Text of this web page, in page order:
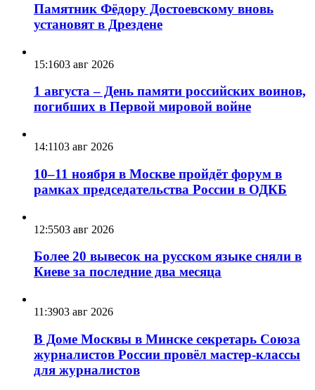
Памятник Фёдору Достоевскому вновь
установят в Дрездене
15:1603 авг 2026
1 августа – День памяти российских воинов,
погибших в Первой мировой войне
14:1103 авг 2026
10–11 ноября в Москве пройдёт форум в
рамках председательства России в ОДКБ
12:5503 авг 2026
Более 20 вывесок на русском языке сняли в
Киеве за последние два месяца
11:3903 авг 2026
В Доме Москвы в Минске секретарь Союза
журналистов России провёл мастер-классы
для журналистов